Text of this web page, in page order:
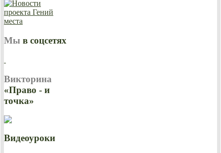
Мы в соцсетях
Викторина
«Право - и
точка»
Видеоуроки